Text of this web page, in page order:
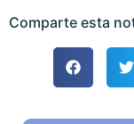
Comparte esta